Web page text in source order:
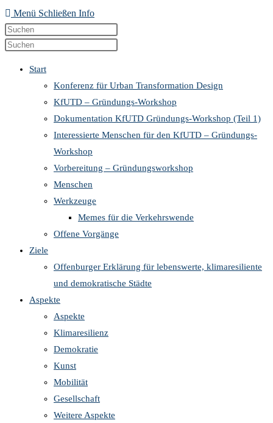
Menü Schließen Info
Diese
Website
the
search
panel.
close
the
search
panel.
Start
Konferenz für Urban Transformation Design
KfUTD – Gründungs-Workshop
Dokumentation KfUTD Gründungs-Workshop (Teil 1)
Interessierte Menschen für den KfUTD – Gründungs-
Workshop
Vorbereitung – Gründungsworkshop
Menschen
Werkzeuge
Memes für die Verkehrswende
Offene Vorgänge
Ziele
Offenburger Erklärung für lebenswerte, klimaresiliente
und demokratische Städte
Aspekte
Aspekte
Klimaresilienz
Demokratie
Kunst
Mobilität
Gesellschaft
Weitere Aspekte